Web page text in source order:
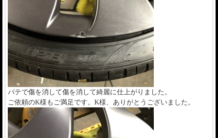
パテで傷を消して傷を消して綺麗に仕上がりました。
ご依頼のK様もご満足です。K様、ありがとうございました。